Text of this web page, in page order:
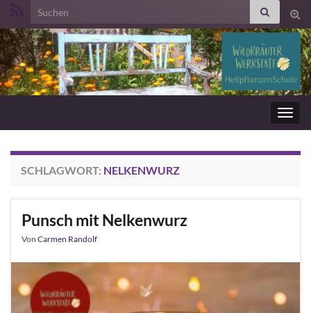
Search for:
SCHLAGWORT: NELKENWURZ
Punsch mit Nelkenwurz
Von Carmen Randolf